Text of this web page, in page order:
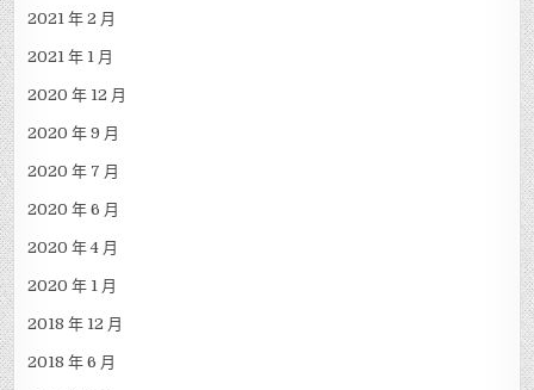
2021 年 2 月
2021 年 1 月
2020 年 12 月
2020 年 9 月
2020 年 7 月
2020 年 6 月
2020 年 4 月
2020 年 1 月
2018 年 12 月
2018 年 6 月